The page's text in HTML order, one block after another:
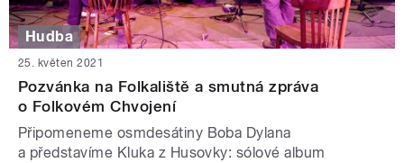
Hudba
25. květen 2021
Pozvánka na Folkaliště a smutná zpráva
o Folkovém Chvojení
Připomeneme osmdesátiny Boba Dylana
a představíme Kluka z Husovky: sólové album